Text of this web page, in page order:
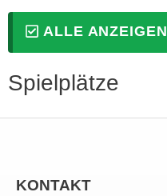
ALLE ANZEIGEN
Spielplätze
KONTAKT